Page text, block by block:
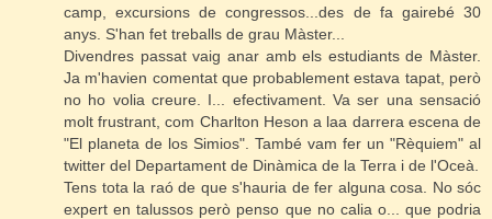
camp, excursions de congressos...des de fa gairebé 30
anys. S'han fet treballs de grau Màster...
Divendres passat vaig anar amb els estudiants de Màster.
Ja m'havien comentat que probablement estava tapat, però
no ho volia creure. I... efectivament. Va ser una sensació
molt frustrant, com Charlton Heson a laa darrera escena de
"El planeta de los Simios". També vam fer un "Rèquiem" al
twitter del Departament de Dinàmica de la Terra i de l'Oceà.
Tens tota la raó de que s'hauria de fer alguna cosa. No sóc
expert en talussos però penso que no calia o... que podria